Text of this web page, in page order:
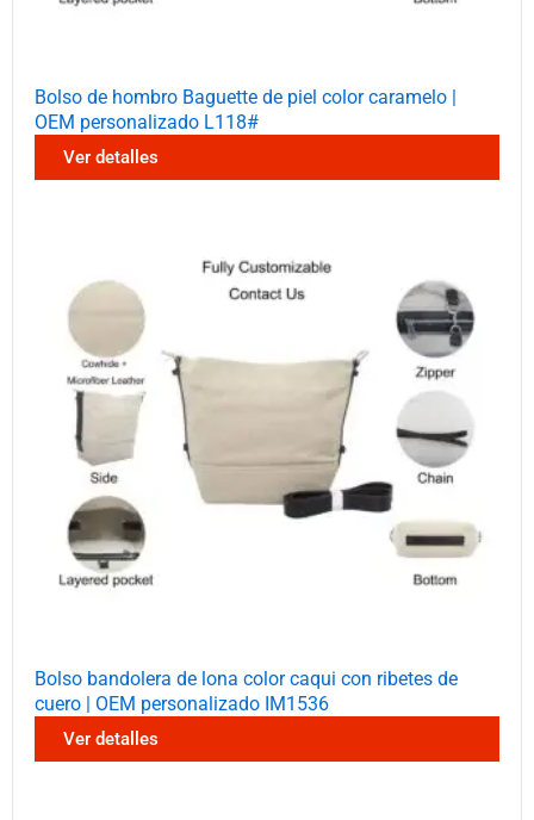
Bolso de hombro Baguette de piel color caramelo |
OEM personalizado L118#
Ver detalles
Bolso bandolera de lona color caqui con ribetes de
cuero | OEM personalizado IM1536
Ver detalles